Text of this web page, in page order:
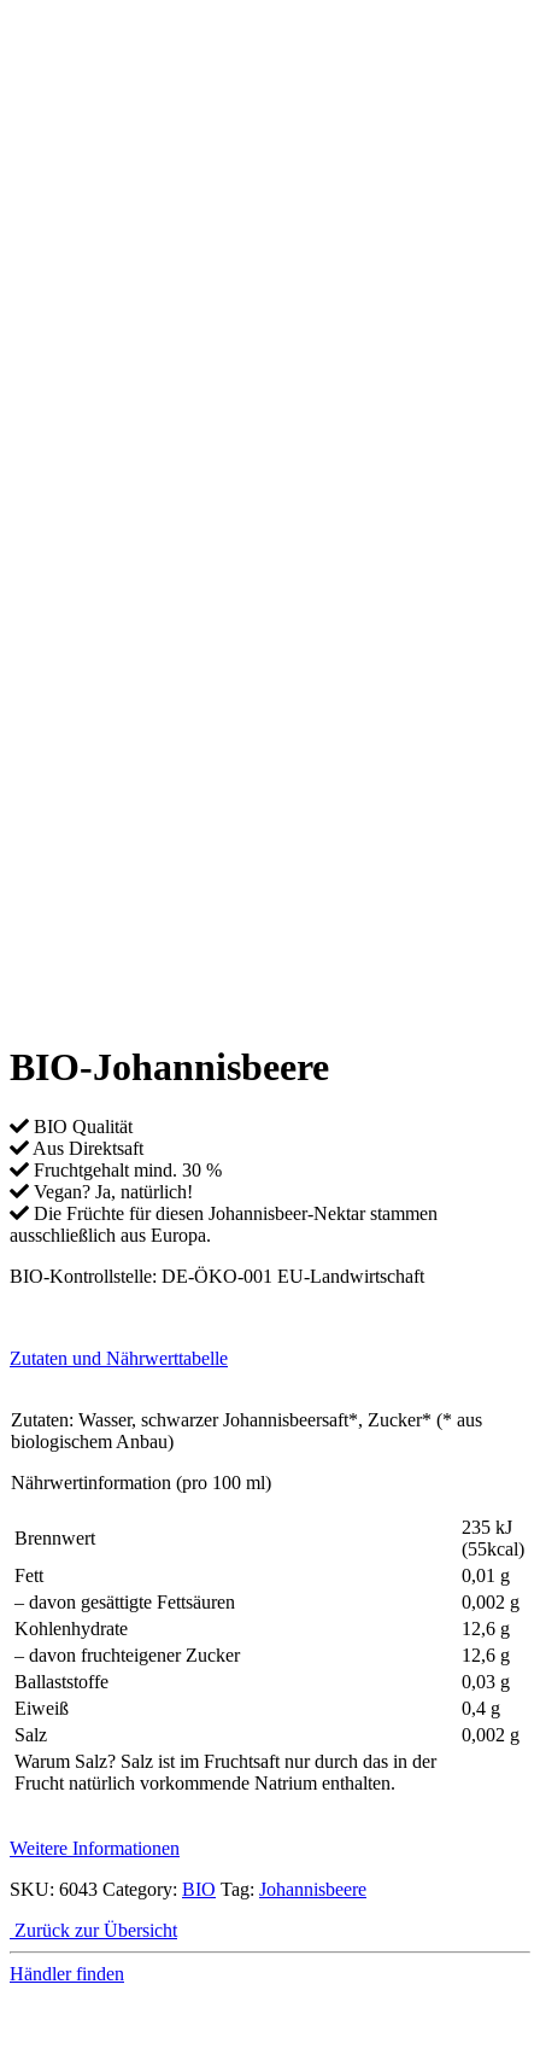
BIO-Johannisbeere
BIO Qualität
Aus Direktsaft
Fruchtgehalt mind. 30 %
Vegan? Ja, natürlich!
Die Früchte für diesen Johannisbeer-Nektar stammen
ausschließlich aus Europa.
BIO-Kontrollstelle: DE-ÖKO-001 EU-Landwirtschaft
Zutaten und Nährwerttabelle
Zutaten: Wasser, schwarzer Johannisbeersaft*, Zucker* (* aus
biologischem Anbau)
Nährwertinformation (pro 100 ml)
Brennwert
235 kJ
(55kcal)
Fett
0,01 g
– davon gesättigte Fettsäuren
0,002 g
Kohlenhydrate
12,6 g
– davon fruchteigener Zucker
12,6 g
Ballaststoffe
0,03 g
Eiweiß
0,4 g
Salz
0,002 g
Warum Salz? Salz ist im Fruchtsaft nur durch das in der
Frucht natürlich vorkommende Natrium enthalten.
Weitere Informationen
SKU: 6043 Category: BIO Tag: Johannisbeere
Zurück zur Übersicht
Händler finden